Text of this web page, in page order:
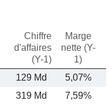
Chiffre
d'affaires
(Y-1)
Marge
nette (Y-
1)
129 Md 5,07%
319 Md 7,59%